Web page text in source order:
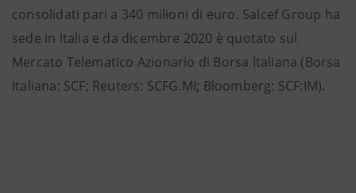
consolidati pari a 340 milioni di euro. Salcef Group ha
sede in Italia e da dicembre 2020 è quotato sul
Mercato Telematico Azionario di Borsa Italiana (Borsa
Italiana: SCF; Reuters: SCFG.MI; Bloomberg: SCF:IM).